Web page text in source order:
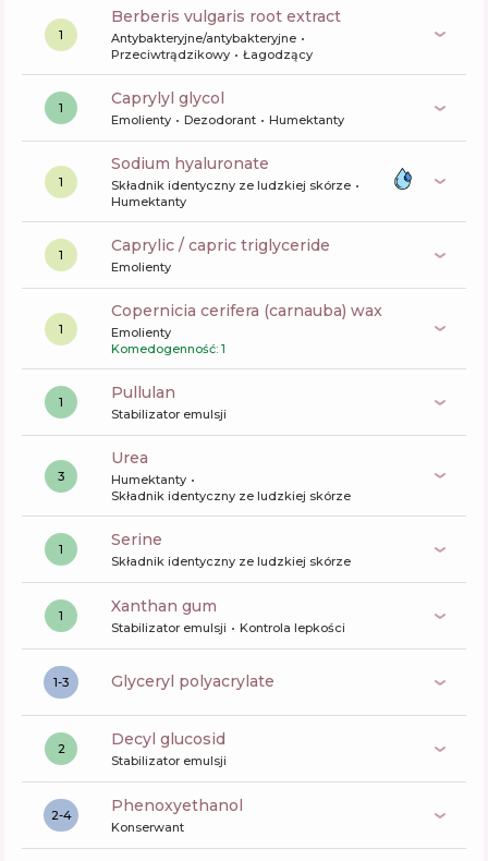
1
berberis vulgaris root extract
Antybakteryjne/antybakteryjne
Przeciwtrądzikowy
Łagodzący
1 caprylyl glycol
Emolienty Dezodorant Humektanty
1
sodium hyaluronate
Składnik identyczny ze ludzkiej skórze
Humektanty
1 caprylic / capric triglyceride
Emolienty
1
copernicia cerifera (carnauba) wax
Emolienty
Komedogenność: 1
1 pullulan
Stabilizator emulsji
3
urea
Humektanty
Składnik identyczny ze ludzkiej skórze
1 serine
Składnik identyczny ze ludzkiej skórze
1 xanthan gum
Stabilizator emulsji Kontrola lepkości
1-3 glyceryl polyacrylate
2 decyl glucosid
Stabilizator emulsji
2-4 phenoxyethanol
Konserwant